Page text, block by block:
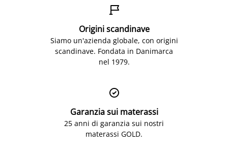

Origini scandinave
Siamo un'azienda globale, con origini
scandinave. Fondata in Danimarca
nel 1979.

Garanzia sui materassi
25 anni di garanzia sui nostri
materassi GOLD.